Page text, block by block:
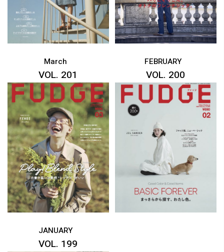
March
VOL. 201
FEBRUARY
VOL. 200
JANUARY
VOL. 199